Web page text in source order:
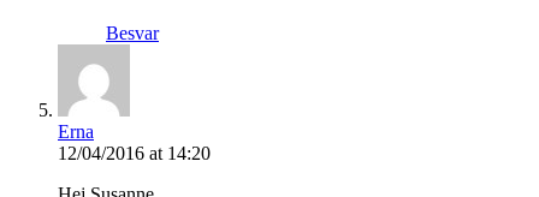
Besvar
Erna
12/04/2016 at 14:20